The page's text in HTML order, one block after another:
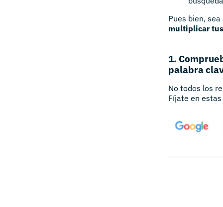
Pues bien,
multiplicar
1.
palabra
No todos los
Fíjate en